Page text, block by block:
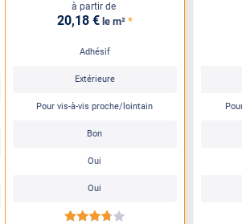
à partir de
20,18 € le m² *
Adhésif
Extérieure
Pour vis-à-vis proche/lointain
Bon
Oui
Oui
*****